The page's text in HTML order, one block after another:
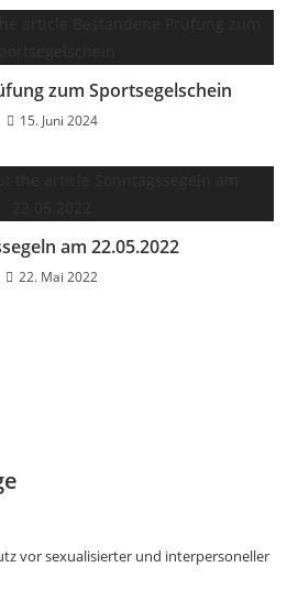
zum Sportsegelschein
15. Juni 2024
am 22.05.2022
22. Mai 2022
vor sexualisierter und interpersoneller